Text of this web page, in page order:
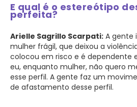
E qual é o estereótipo
perfeita?
Arielle Sagrillo Scarpati: A gente
mulher frágil, que deixou a
colocou em risco e é dependente
eu, enquanto mulher, não quero
esse perfil. A gente faz um
de afastamento desse perfil.